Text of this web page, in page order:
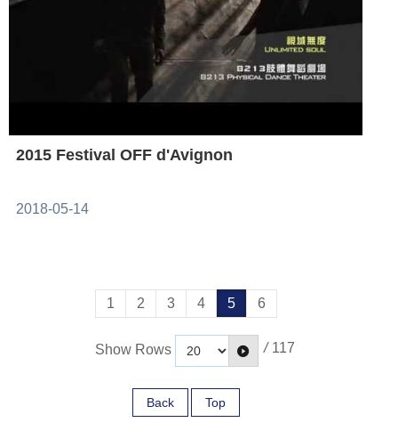
2015 Festival OFF d'Avignon
2018-05-14
1 2 3 4 5 6
Show Rows / 117
Back Top